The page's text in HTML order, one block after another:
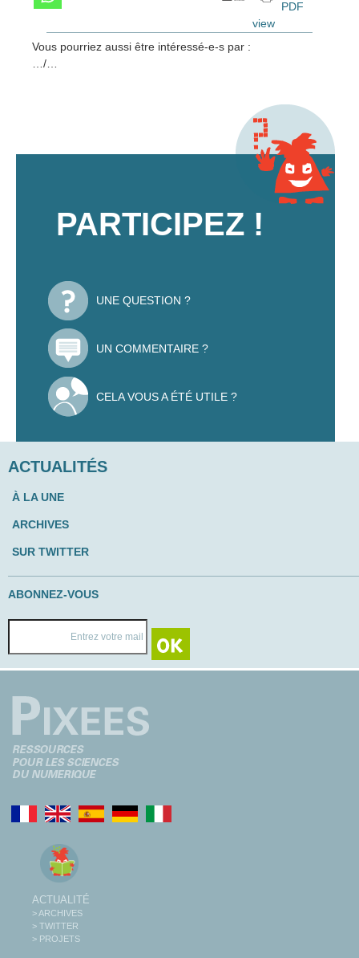
PDF
view
Vous pourriez aussi être intéressé-e-s par :
…/…
PARTICIPEZ !
UNE QUESTION ?
UN COMMENTAIRE ?
CELA VOUS A ÉTÉ UTILE ?
ACTUALITÉS
À LA UNE
ARCHIVES
SUR TWITTER
ABONNEZ-VOUS
ACTUALITÉ
> ARCHIVES
> TWITTER
> PROJETS